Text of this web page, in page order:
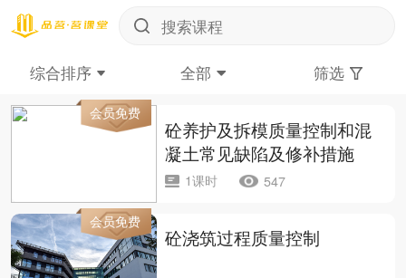
综合排序 全部 筛选
会员免费
砼养护及拆模质量控制和混
凝土常见缺陷及修补措施
1课时 547
会员免费
砼浇筑过程质量控制